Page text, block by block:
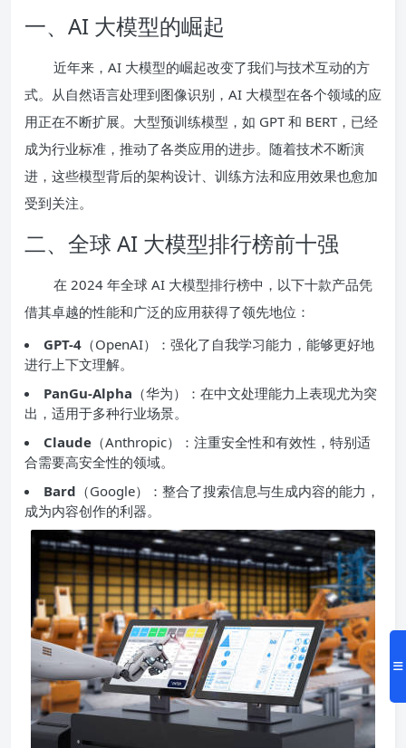
一、AI 大模型的崛起
近年来，AI 大模型的崛起改变了我们与技术互动的方
式。从自然语言处理到图像识别，AI 大模型在各个领域的应
用正在不断扩展。大型预训练模型，如 GPT 和 BERT，已经
成为行业标准，推动了各类应用的进步。随着技术不断演
进，这些模型背后的架构设计、训练方法和应用效果也愈加
受到关注。
二、全球 AI 大模型排行榜前十强
在 2024 年全球 AI 大模型排行榜中，以下十款产品凭
借其卓越的性能和广泛的应用获得了领先地位：
GPT-4 （OpenAI）：强化了自我学习能力，能够更好地
进行上下文理解。
PanGu-Alpha （华为）：在中文处理能力上表现尤为突
出，适用于多种行业场景。
Claude （Anthropic）：注重安全性和有效性，特别适
合需要高安全性的领域。
Bard （Google）：整合了搜索信息与生成内容的能力，
成为内容创作的利器。